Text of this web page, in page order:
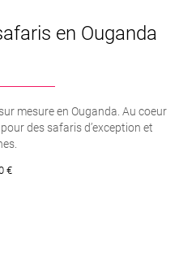
en Ouganda
mesure en Ouganda. Au coeur
des safaris d’exception et
€